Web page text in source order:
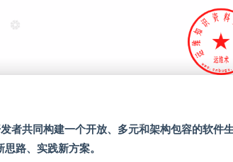
者共同构建一个开放、多元和架构包容的软件
路、实践新方案。